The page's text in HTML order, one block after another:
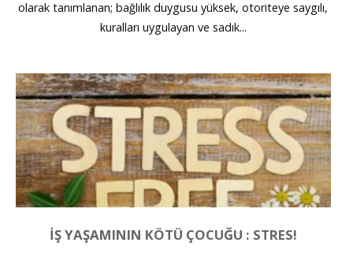
olarak tanımlanan; bağlılık duygusu yüksek, otoriteye saygılı,
kuralları uygulayan ve sadık...
İŞ YAŞAMININ KÖTÜ ÇOCUĞU : STRES!